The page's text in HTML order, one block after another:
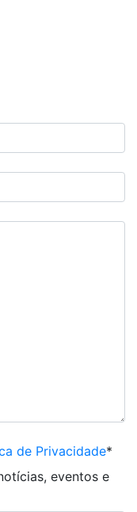
de Privacidade*
eventos e